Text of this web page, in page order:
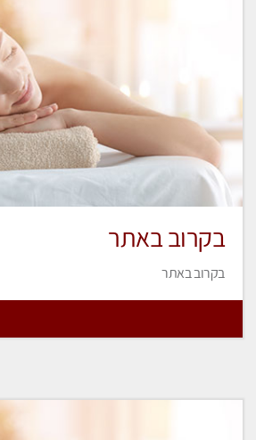
בקרוב באתר
בקרוב באתר